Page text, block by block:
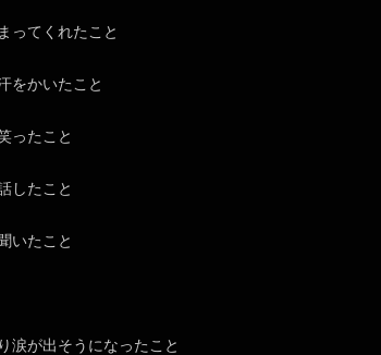
ってくれたこと
をかいたこと
ったこと
したこと
いたこと
涙が出そうになったこと